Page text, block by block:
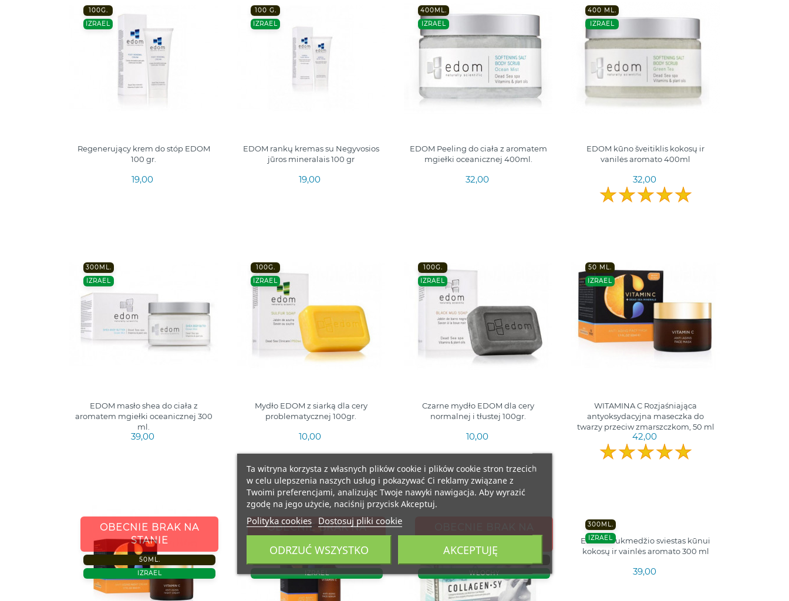
100G.
IZRAEL
Regenerujący krem do stóp EDOM
100 gr.
19,00
100 G.
IZRAEL
EDOM rankų kremas su Negyvosios
jūros mineralais 100 gr
19,00
400ML.
IZRAEL
EDOM Peeling do ciała z aromatem
mgiełki oceanicznej 400ml.
32,00
400 ML.
IZRAEL
EDOM kūno šveitiklis kokosų ir
vanilės aromato 400ml
32,00
300ML.
IZRAEL
EDOM masło shea do ciała z
aromatem mgiełki oceanicznej 300
ml.
39,00
100G.
IZRAEL
Mydło EDOM z siarką dla cery
problematycznej 100gr.
10,00
100G.
IZRAEL
Czarne mydło EDOM dla cery
normalnej i tłustej 100gr.
10,00
50 ML.
IZRAEL
WITAMINA C Rozjaśniająca
antyoksydacyjna maseczka do
twarzy przeciw zmarszczkom, 50 ml
42,00
OBECNIE BRAK NA
STANIE
50ML.
IZRAEL
OBECNIE BRAK NA
IZRAEL
WŁOCHY
300ML.
IZRAEL
EDOM taukmedžio sviestas kūnui
kokosų ir vainlės aromato 300 ml
39,00
Ta witryna korzysta z własnych plików cookie i plików cookie stron trzecich
w celu ulepszenia naszych usług i pokazywać Ci reklamy związane z
Twoimi preferencjami, analizując Twoje nawyki nawigacja. Aby wyrazić
zgodę na jego użycie, naciśnij przycisk Akceptuj.
Polityka cookies Dostosuj pliki cookie
ODRZUĆ WSZYSTKO AKCEPTUJĘ